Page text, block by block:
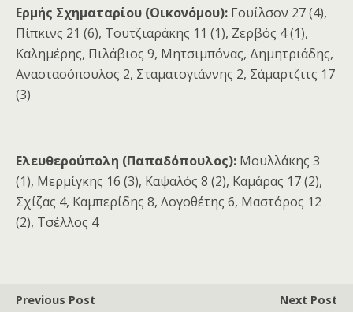
Ερμής Σχηματαρίου (Οικονόμου): Γουίλσον 27 (4),
Πίπκινς 21 (6), Τουτζιαράκης 11 (1), Ζερβός 4 (1),
Καλημέρης, Πιλάβιος 9, Μητσιμπόνας, Δημητριάδης,
Αναστασόπουλος 2, Σταματογιάννης 2, Σάμαρτζιτς 17
(3)
Ελευθερούπολη (Παπαδόπουλος): Μουλλάκης 3
(1), Μερμίγκης 16 (3), Καψαλός 8 (2), Καμάρας 17 (2),
Σχίζας 4, Καμπερίδης 8, Λογοθέτης 6, Μαστόρος 12
(2), Τσέλλος 4
Previous Post
Next Post